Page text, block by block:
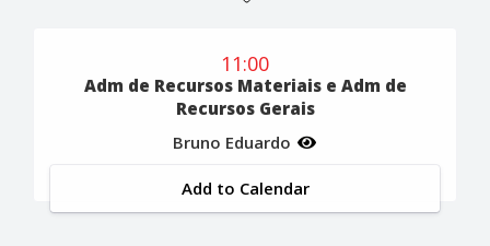
11:00
Adm de Recursos Materiais e Adm de
Recursos Gerais
Bruno Eduardo
Add to Calendar